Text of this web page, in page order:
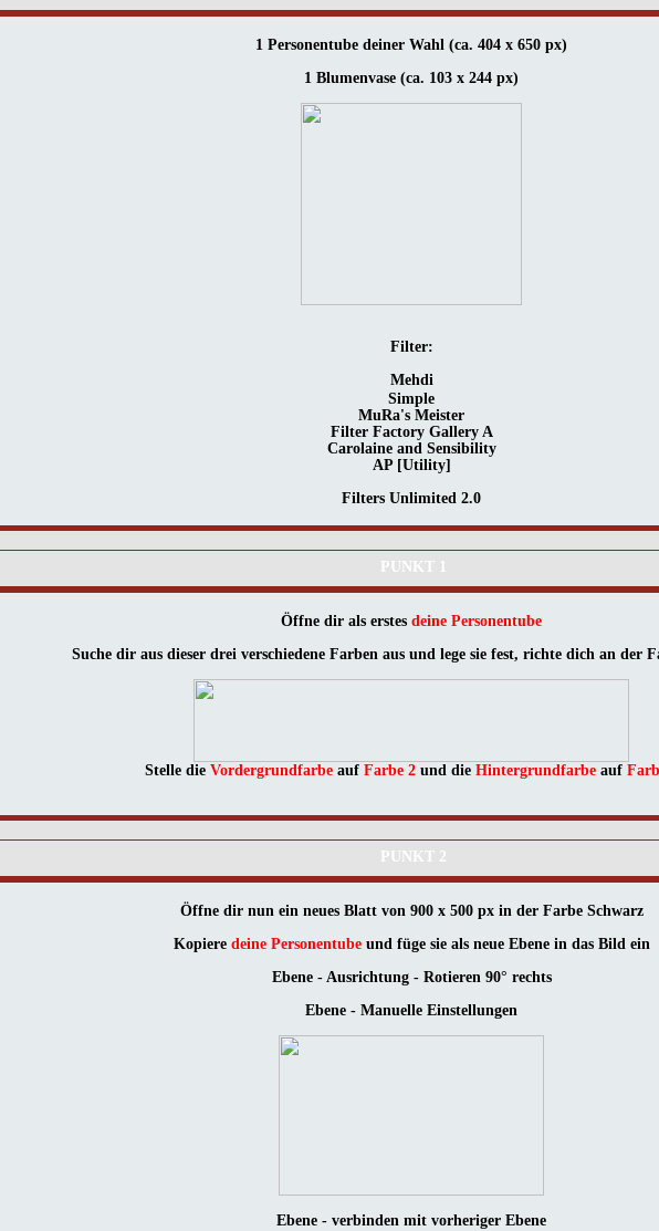
1 Personentube deiner Wahl (ca. 404 x 650 px)
1 Blumenvase (ca. 103 x 244 px)
Filter:
Mehdi
Simple
MuRa's Meister
Filter Factory Gallery A
Carolaine and Sensibility
AP [Utility]
Filters Unlimited 2.0
PUNKT 1
Öffne dir als erstes deine Personentube
Suche dir aus dieser drei verschiedene Farben aus und lege sie fest, richte dich an der
Stelle die Vordergrundfarbeauf Farbe 2und die Hintergrundfarbeauf
PUNKT 2
Öffne dir nun ein neues Blatt von 900 x 500 px in der Farbe Schwarz
Kopiere deine Personentubeund füge sie als neue Ebene in das Bild ein
Ebene - Ausrichtung - Rotieren 90° rechts
Ebene - Manuelle Einstellungen
Ebene - verbinden mit vorheriger Ebene